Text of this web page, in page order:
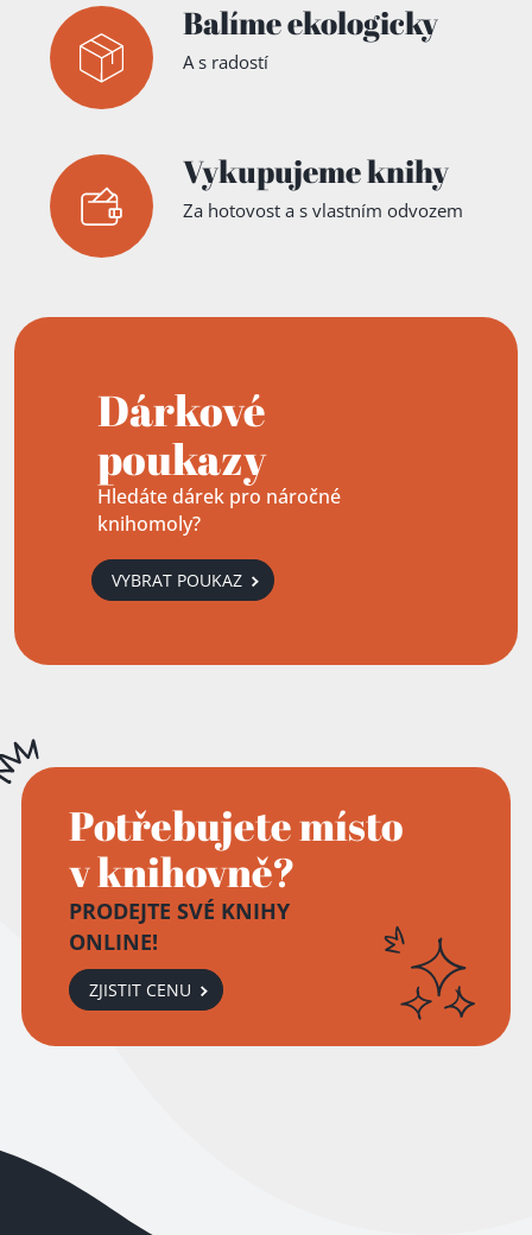
Balíme ekologicky
A s radostí
Vykupujeme knihy
Za hotovost a s vlastním odvozem
Dárkové
poukazy
Hledáte dárek pro náročné
knihomoly?
VYBRAT POUKAZ
Potřebujete místo
v knihovně?
PRODEJTE SVÉ KNIHY
ONLINE!
ZJISTIT CENU